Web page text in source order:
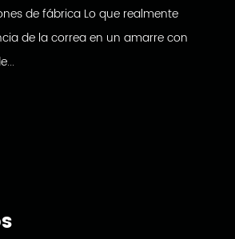
de fábrica Lo que realmente
de la correa en un amarre con